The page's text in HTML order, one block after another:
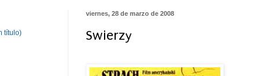
viernes, 28 de marzo de 2008
Swierzy
título)